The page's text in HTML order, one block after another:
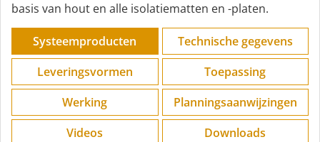
basis van hout en alle isolatiematten en -platen.
Systeemproducten
Technische gegevens
Leveringsvormen
Toepassing
Werking
Planningsaanwijzingen
Videos
Downloads